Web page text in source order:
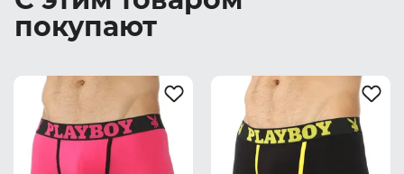
покупают